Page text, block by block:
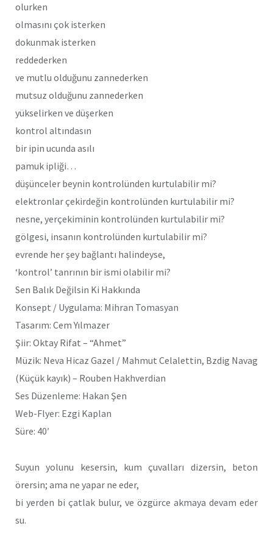
olurken
olmasını çok isterken
dokunmak isterken
reddederken
ve mutlu olduğunu zannederken
mutsuz olduğunu zannederken
yükselirken ve düşerken
kontrol altındasın
bir ipin ucunda asılı
pamuk ipliği…
düşünceler beynin kontrolünden kurtulabilir mi?
elektronlar çekirdeğin kontrolünden kurtulabilir mi?
nesne, yerçekiminin kontrolünden kurtulabilir mi?
gölgesi, insanın kontrolünden kurtulabilir mi?
evrende her şey bağlantı halindeyse,
‘kontrol’ tanrının bir ismi olabilir mi?
Sen Balık Değilsin Ki Hakkında
Konsept / Uygulama: Mihran Tomasyan
Tasarım: Cem Yılmazer
Şiir: Oktay Rifat – “Ahmet”
Müzik: Neva Hicaz Gazel / Mahmut Celalettin, Bzdig Navag
(Küçük kayık) – Rouben Hakhverdian
Ses Düzenleme: Hakan Şen
Web-Flyer: Ezgi Kaplan
Süre: 40′
Suyun yolunu kesersin, kum çuvalları dizersin, beton
örersin; ama ne yapar ne eder,
bi yerden bi çatlak bulur, ve özgürce akmaya devam eder
su.